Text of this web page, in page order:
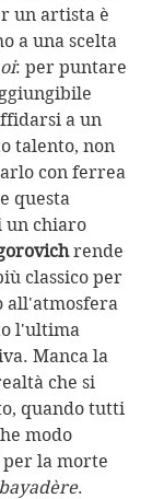
un artista è
a una scelta
: per puntare
a un
talento, non
con ferrea
questa
un chiaro
rende
classico per
all'atmosfera
l'ultima
Manca la
che si
quando tutti
modo
la morte
.